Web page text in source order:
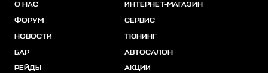
О НАС
ФОРУМ
НОВОСТИ
БАР
РЕЙДЫ
ИНТЕРНЕТ-МАГАЗИН
СЕРВИС
ТЮНИНГ
АВТОСАЛОН
АКЦИИ